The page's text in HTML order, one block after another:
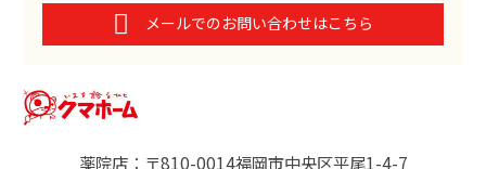
薬院店：〒810-0014福岡市中央区平尾1-4-7
メールでのお問い合わせはこちら